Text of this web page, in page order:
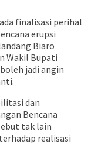
finalisasi perihal
erupsi
Biaro
Wakil Bupati
jadi angin
dan
Bencana
tak lain
realisasi